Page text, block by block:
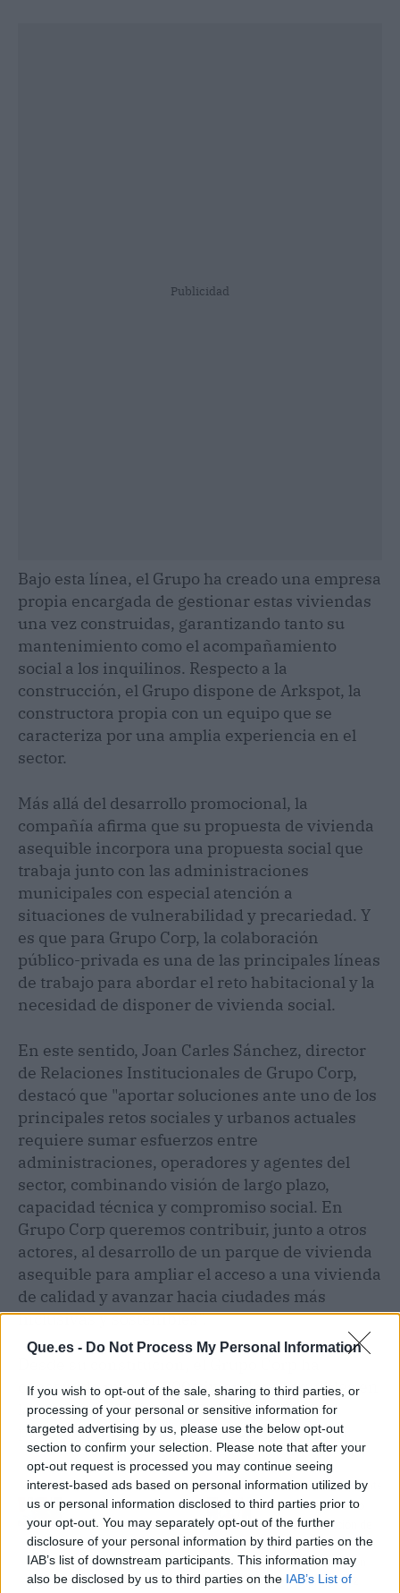
Que.es - Do Not Process My Personal Information
If you wish to opt-out of the sale, sharing to third parties, or
processing of your personal or sensitive information for
targeted advertising by us, please use the below opt-out
section to confirm your selection. Please note that after your
opt-out request is processed you may continue seeing
interest-based ads based on personal information utilized by
us or personal information disclosed to third parties prior to
your opt-out. You may separately opt-out of the further
disclosure of your personal information by third parties on the
IAB’s list of downstream participants. This information may
also be disclosed by us to third parties on the IAB’s List of
Publicidad
Bajo esta línea, el Grupo ha creado una empresa
propia encargada de gestionar estas viviendas
una vez construidas, garantizando tanto su
mantenimiento como el acompañamiento
social a los inquilinos. Respecto a la
construcción, el Grupo dispone de Arkspot, la
constructora propia con un equipo que se
caracteriza por una amplia experiencia en el
sector.
Más allá del desarrollo promocional, la
compañía afirma que su propuesta de vivienda
asequible incorpora una propuesta social que
trabaja junto con las administraciones
municipales con especial atención a
situaciones de vulnerabilidad y precariedad. Y
es que para Grupo Corp, la colaboración
público-privada es una de las principales líneas
de trabajo para abordar el reto habitacional y la
necesidad de disponer de vivienda social.
En este sentido, Joan Carles Sánchez, director
de Relaciones Institucionales de Grupo Corp,
destacó que "aportar soluciones ante uno de los
principales retos sociales y urbanos actuales
requiere sumar esfuerzos entre
administraciones, operadores y agentes del
sector, combinando visión de largo plazo,
capacidad técnica y compromiso social. En
Grupo Corp queremos contribuir, junto a otros
actores, al desarrollo de un parque de vivienda
asequible para ampliar el acceso a una vivienda
de calidad y avanzar hacia ciudades más
inclusivas y sostenibles".
construido más de 800 viviendas asequibles en
la provincia de Barcelona, combinando
proyectos destinados al alquiler y a la venta.
Artículo anterior
La ola de calor en
Cataluña bate récords
con 43,7ºC y activa
avisos rojos
Artículo siguiente
Así funciona el nuevo
derecho a reducción de
jornada por conciliación
para trabajadores con
hijos menores de 12